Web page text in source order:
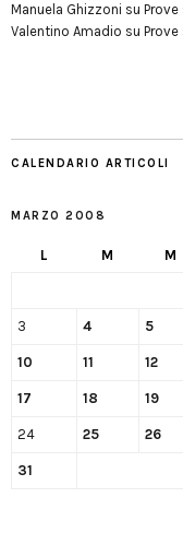
Manuela Ghizzoni su
Valentino Amadio su
CALENDARIO ARTICOLI
MARZO 2008
L M M
3 4 5
10 11 12
17 18 19
24 25 26
31